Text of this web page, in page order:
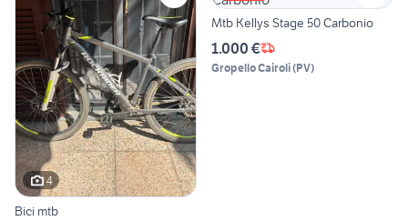
4
Bici mtb
Mtb Kellys Stage 50 Carbonio
1.000 €
Gropello Cairoli(PV)